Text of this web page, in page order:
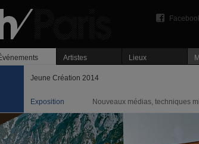
Artistes Lieux
Jeune Création 2014
Exposition Nouveaux médias, techniques